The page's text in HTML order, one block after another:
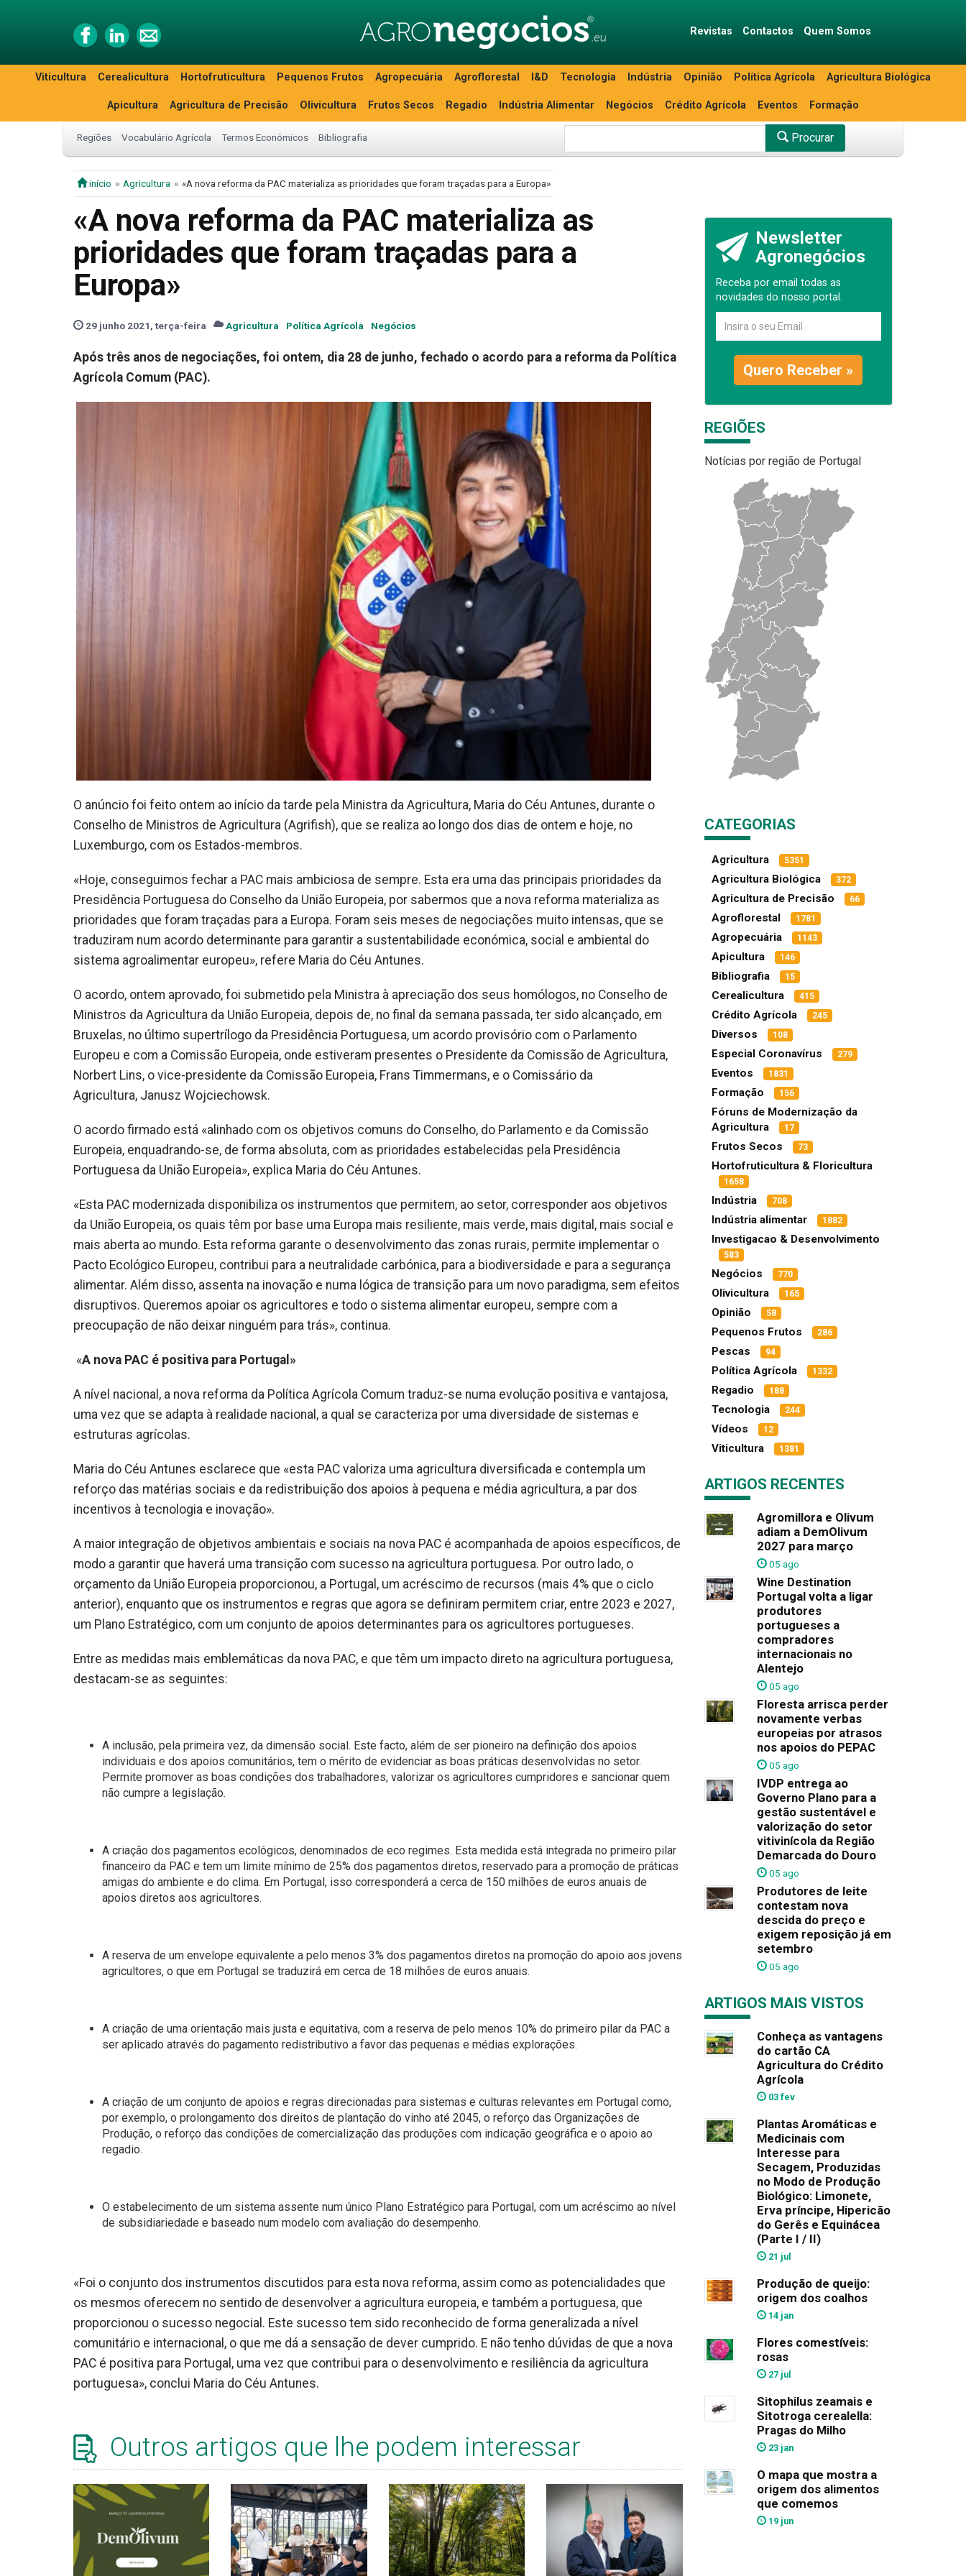
Revistas Contactos Quem Somos
Viticultura Cerealicultura Hortofruticultura Pequenos Frutos Agropecuária Agroflorestal I&D Tecnologia Indústria Opinião Política Agrícola Agricultura Biológica
Apicultura Agricultura de Precisão Olivicultura Frutos Secos Regadio Indústria Alimentar Negócios Crédito Agrícola Eventos Formação
Regiões Vocabulário Agrícola Termos Económicos Bibliografia Procurar
início Agricultura «A nova reforma da PAC materializa as prioridades que foram traçadas para a Europa»
«A nova reforma da PAC materializa as
prioridades que foram traçadas para a
Europa»
29 junho 2021, terça-feira Agricultura Política Agrícola Negócios
Após três anos de negociações, foi ontem, dia 28 de junho, fechado o acordo para a reforma da Política
Agrícola Comum (PAC).
O anúncio foi feito ontem ao início da tarde pela Ministra da Agricultura, Maria do Céu Antunes, durante o
Conselho de Ministros de Agricultura (Agrifish), que se realiza ao longo dos dias de ontem e hoje, no
Luxemburgo, com os Estados-membros.
«Hoje, conseguimos fechar a PAC mais ambiciosa de sempre. Esta era uma das principais prioridades da
Presidência Portuguesa do Conselho da União Europeia, por sabermos que a nova reforma materializa as
prioridades que foram traçadas para a Europa. Foram seis meses de negociações muito intensas, que se
traduziram num acordo determinante para garantir a sustentabilidade económica, social e ambiental do
sistema agroalimentar europeu», refere Maria do Céu Antunes.
O acordo, ontem aprovado, foi submetido pela Ministra à apreciação dos seus homólogos, no Conselho de
Ministros da Agricultura da União Europeia, depois de, no final da semana passada, ter sido alcançado, em
Bruxelas, no último supertrílogo da Presidência Portuguesa, um acordo provisório com o Parlamento
Europeu e com a Comissão Europeia, onde estiveram presentes o Presidente da Comissão de Agricultura,
Norbert Lins, o vice-presidente da Comissão Europeia, Frans Timmermans, e o Comissário da
Agricultura, Janusz Wojciechowsk.
O acordo firmado está «alinhado com os objetivos comuns do Conselho, do Parlamento e da Comissão
Europeia, enquadrando-se, de forma absoluta, com as prioridades estabelecidas pela Presidência
Portuguesa da União Europeia», explica Maria do Céu Antunes.
«Esta PAC modernizada disponibiliza os instrumentos que permitem, ao setor, corresponder aos objetivos
da União Europeia, os quais têm por base uma Europa mais resiliente, mais verde, mais digital, mais social e
mais aberta ao mundo. Esta reforma garante o desenvolvimento das zonas rurais, permite implementar o
Pacto Ecológico Europeu, contribui para a neutralidade carbónica, para a biodiversidade e para a segurança
alimentar. Além disso, assenta na inovação e numa lógica de transição para um novo paradigma, sem efeitos
disruptivos. Queremos apoiar os agricultores e todo o sistema alimentar europeu, sempre com a
preocupação de não deixar ninguém para trás», continua.
«A nova PAC é positiva para Portugal»
A nível nacional, a nova reforma da Política Agrícola Comum traduz-se numa evolução positiva e vantajosa,
uma vez que se adapta à realidade nacional, a qual se caracteriza por uma diversidade de sistemas e
estruturas agrícolas.
Maria do Céu Antunes esclarece que «esta PAC valoriza uma agricultura diversificada e contempla um
reforço das matérias sociais e da redistribuição dos apoios à pequena e média agricultura, a par dos
incentivos à tecnologia e inovação».
A maior integração de objetivos ambientais e sociais na nova PAC é acompanhada de apoios específicos, de
modo a garantir que haverá uma transição com sucesso na agricultura portuguesa. Por outro lado, o
orçamento da União Europeia proporcionou, a Portugal, um acréscimo de recursos (mais 4% que o ciclo
anterior), enquanto que os instrumentos e regras que agora se definiram permitem criar, entre 2023 e 2027,
um Plano Estratégico, com um conjunto de apoios determinantes para os agricultores portugueses.
Entre as medidas mais emblemáticas da nova PAC, e que têm um impacto direto na agricultura portuguesa,
destacam-se as seguintes:
A inclusão, pela primeira vez, da dimensão social. Este facto, além de ser pioneiro na definição dos apoios
individuais e dos apoios comunitários, tem o mérito de evidenciar as boas práticas desenvolvidas no setor.
Permite promover as boas condições dos trabalhadores, valorizar os agricultores cumpridores e sancionar quem
não cumpre a legislação.
A criação dos pagamentos ecológicos, denominados de eco regimes. Esta medida está integrada no primeiro pilar
financeiro da PAC e tem um limite mínimo de 25% dos pagamentos diretos, reservado para a promoção de práticas
amigas do ambiente e do clima. Em Portugal, isso corresponderá a cerca de 150 milhões de euros anuais de
apoios diretos aos agricultores.
A reserva de um envelope equivalente a pelo menos 3% dos pagamentos diretos na promoção do apoio aos jovens
agricultores, o que em Portugal se traduzirá em cerca de 18 milhões de euros anuais.
A criação de uma orientação mais justa e equitativa, com a reserva de pelo menos 10% do primeiro pilar da PAC a
ser aplicado através do pagamento redistributivo a favor das pequenas e médias explorações.
A criação de um conjunto de apoios e regras direcionadas para sistemas e culturas relevantes em Portugal como,
por exemplo, o prolongamento dos direitos de plantação do vinho até 2045, o reforço das Organizações de
Produção, o reforço das condições de comercialização das produções com indicação geográfica e o apoio ao
regadio.
O estabelecimento de um sistema assente num único Plano Estratégico para Portugal, com um acréscimo ao nível
de subsidiariedade e baseado num modelo com avaliação do desempenho.
«Foi o conjunto dos instrumentos discutidos para esta nova reforma, assim como as potencialidades que
os mesmos oferecem no sentido de desenvolver a agricultura europeia, e também a portuguesa, que
proporcionou o sucesso negocial. Este sucesso tem sido reconhecido de forma generalizada a nível
comunitário e internacional, o que me dá a sensação de dever cumprido. E não tenho dúvidas de que a nova
PAC é positiva para Portugal, uma vez que contribui para o desenvolvimento e resiliência da agricultura
portuguesa», conclui Maria do Céu Antunes.
Outros artigos que lhe podem interessar
Newsletter
Agronegócios
Receba por email todas as
novidades do nosso portal.
Quero Receber »
REGIÕES
Notícias por região de Portugal
CATEGORIAS
Agricultura 5351
Agricultura Biológica 372
Agricultura de Precisão 66
Agroflorestal 1781
Agropecuária 1143
Apicultura 146
Bibliografia 15
Cerealicultura 415
Crédito Agrícola 245
Diversos 108
Especial Coronavírus 279
Eventos 1831
Formação 156
Fóruns de Modernização da
Agricultura
17
Frutos Secos 73
Hortofruticultura & Floricultura
1658
Indústria 708
Indústria alimentar 1882
Investigacao & Desenvolvimento
583
Negócios 770
Olivicultura 165
Opinião 58
Pequenos Frutos 286
Pescas 94
Política Agrícola 1332
Regadio 188
Tecnologia 244
Vídeos 12
Viticultura 1381
ARTIGOS RECENTES
Agromillora e Olivum
adiam a DemOlivum
2027 para março
05 ago
Wine Destination
Portugal volta a ligar
produtores
portugueses a
compradores
internacionais no
Alentejo
05 ago
Floresta arrisca perder
novamente verbas
europeias por atrasos
nos apoios do PEPAC
05 ago
IVDP entrega ao
Governo Plano para a
gestão sustentável e
valorização do setor
vitivinícola da Região
Demarcada do Douro
05 ago
Produtores de leite
contestam nova
descida do preço e
exigem reposição já em
setembro
05 ago
ARTIGOS MAIS VISTOS
Conheça as vantagens
do cartão CA
Agricultura do Crédito
Agrícola
03 fev
Plantas Aromáticas e
Medicinais com
Interesse para
Secagem, Produzidas
no Modo de Produção
Biológico: Limonete,
Erva príncipe, Hipericão
do Gerês e Equinácea
(Parte I / II)
21 jul
Produção de queijo:
origem dos coalhos
14 jan
Flores comestíveis:
rosas
27 jul
Sitophilus zeamais e
Sitotroga cerealella:
Pragas do Milho
23 jan
O mapa que mostra a
origem dos alimentos
que comemos
19 jun